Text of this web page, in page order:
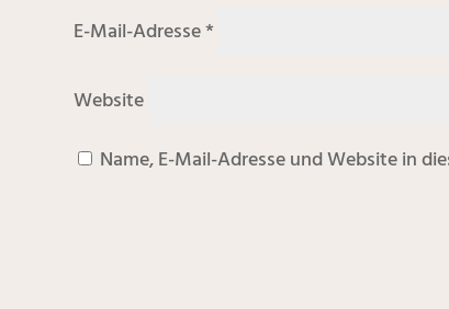
E-Mail-Adresse*
Website
Name, E-Mail-Adresse und Website in